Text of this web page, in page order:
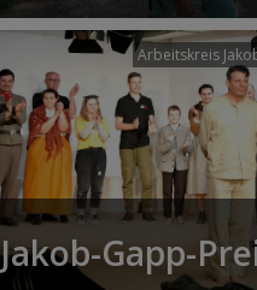
Arbeitskreis
Jakob-Gapp-